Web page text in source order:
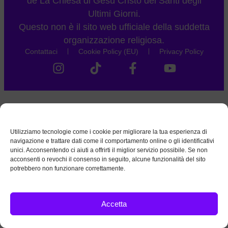
Utilizziamo tecnologie come i cookie per migliorare la tua esperienza di
navigazione e trattare dati come il comportamento online o gli identificativi
unici. Acconsentendo ci aiuti a offrirti il miglior servizio possibile. Se non
acconsenti o revochi il consenso in seguito, alcune funzionalità del sito
potrebbero non funzionare correttamente.
Accetta
Ultimi Giorni.
Questo non è il sito web ufficiale della suddetta
organizzazione religiosa.
Contattaci Cookie Policy (EU) Privacy Policy